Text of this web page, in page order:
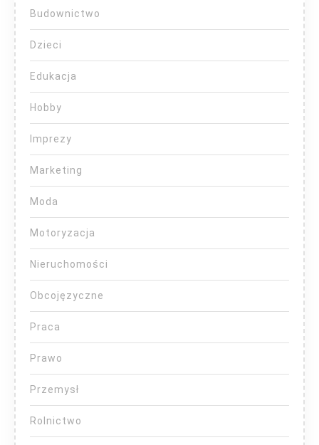
Budownictwo
Dzieci
Edukacja
Hobby
Imprezy
Marketing
Moda
Motoryzacja
Nieruchomości
Obcojęzyczne
Praca
Prawo
Przemysł
Rolnictwo